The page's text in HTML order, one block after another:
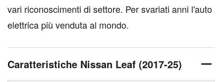
vari riconoscimenti di settore. Per svariati anni l'auto
elettrica più venduta al mondo.
Caratteristiche Nissan Leaf (2017-25)